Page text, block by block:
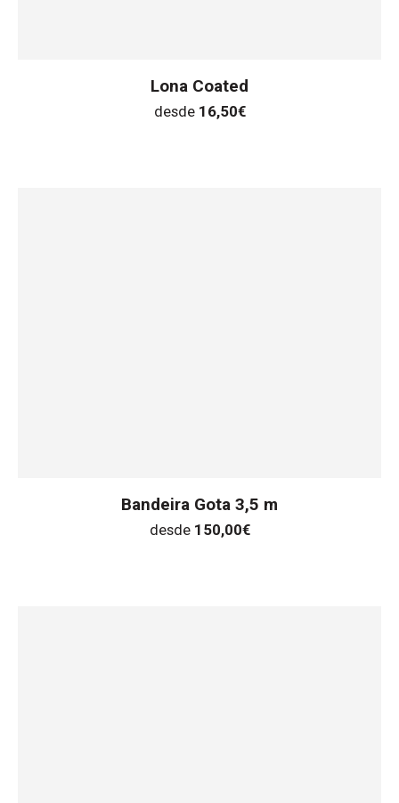
Lona Coated
desde 16,50€
Bandeira Gota 3,5 m
desde 150,00€